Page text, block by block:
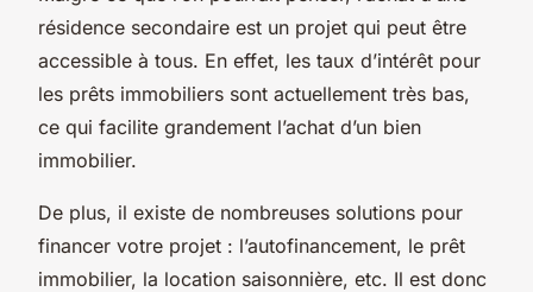
résidence secondaire est un projet qui peut être
accessible à tous. En effet, les taux d’intérêt pour
les prêts immobiliers sont actuellement très bas,
ce qui facilite grandement l’achat d’un bien
immobilier.
De plus, il existe de nombreuses solutions pour
financer votre projet : l’autofinancement, le prêt
immobilier, la location saisonnière, etc. Il est donc